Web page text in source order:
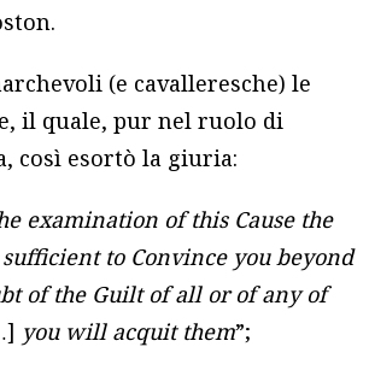
(e cavalleresche) le
il quale, pur nel ruolo di
così esortò la giuria:
examination of this Cause the
to Convince you beyond
of the Guilt of all or of any of
you will acquit them”;